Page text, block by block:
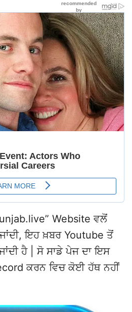
Website ਵਲੋਂ
ਇਹ ਖ਼ਬਰ Youtube ਤੋਂ
ਜਾਂਦੀ ਹੈ | ਸੋ ਸਾਡੇ ਪੇਜ ਦਾ ਇਸ
ਕਰਨ ਵਿਚ ਕੋਈ ਹੱਥ ਨਹੀਂ